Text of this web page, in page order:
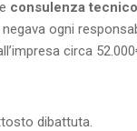
consulenza
negava ogni
circa
dibattuta.